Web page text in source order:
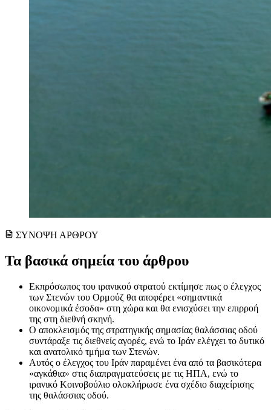
ΣΥΝΟΨΗ ΑΡΘΡΟΥ
Τα βασικά σημεία του άρθρου
Εκπρόσωπος του ιρανικού στρατού εκτίμησε πως ο έλεγχος
των Στενών του Ορμούζ θα αποφέρει «σημαντικά
οικονομικά έσοδα» στη χώρα και θα ενισχύσει την επιρροή
της στη διεθνή σκηνή.
Ο αποκλεισμός της στρατηγικής σημασίας θαλάσσιας οδού
συντάραξε τις διεθνείς αγορές, ενώ το Ιράν ελέγχει το δυτικό
και ανατολικό τμήμα των Στενών.
Αυτός ο έλεγχος του Ιράν παραμένει ένα από τα βασικότερα
«αγκάθια» στις διαπραγματεύσεις με τις ΗΠΑ, ενώ το
ιρανικό Κοινοβούλιο ολοκλήρωσε ένα σχέδιο διαχείρισης
της θαλάσσιας οδού.